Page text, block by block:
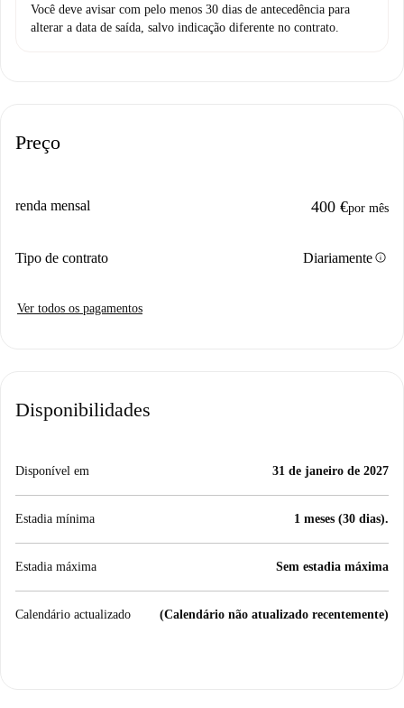
Você deve avisar com pelo menos 30 dias de antecedência para
alterar a data de saída, salvo indicação diferente no contrato.
Preço
renda mensal 400 €por mês
Tipo de contrato Diariamenteinfo
Ver todos os pagamentos
Disponibilidades
Disponível em 31 de janeiro de 2027
Estadia mínima 1 meses (30 dias).
Estadia máxima Sem estadia máxima
Calendário actualizado (Calendário não atualizado recentemente)